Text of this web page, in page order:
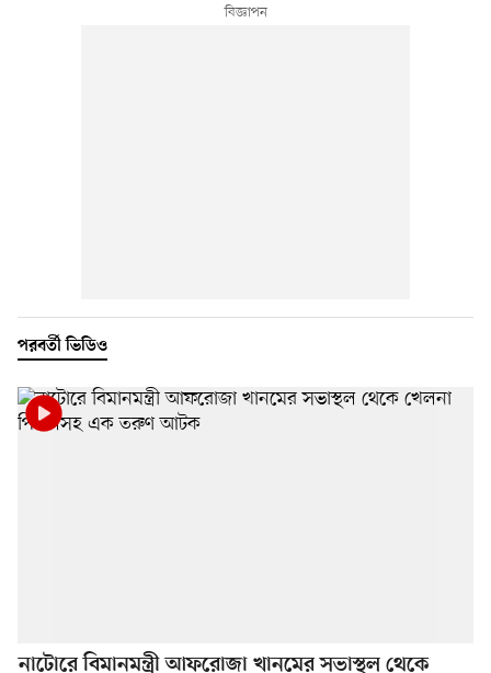
পরবর্তী ভিডিও
নাটোরে বিমানমন্ত্রী আফরোজা খানমের সভাস্থল থেকে